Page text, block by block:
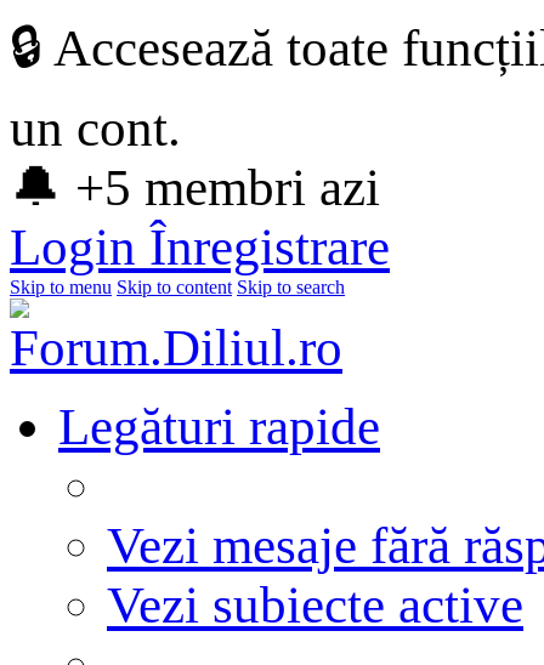
🔒 Accesează toate
un cont.
🔔 +5 membri azi
Login Înregistrare
Skip to menu Skip to content Skip to search
Legături rapide
Vezi mesaje fără
Vezi subiecte active